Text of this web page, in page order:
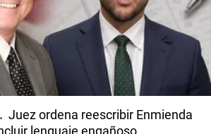
Juez ordena reescribir Enmienda